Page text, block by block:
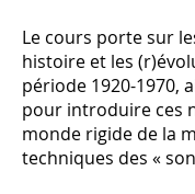
Le cours porte sur
histoire et les
période 1920-1970,
pour introduire ces
monde rigide de la
techniques des «